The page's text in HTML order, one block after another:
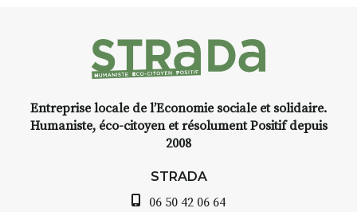
Entreprise locale de l’Economie sociale et solidaire.
Humaniste, éco-citoyen et résolument Positif depuis
2008
STRADA
06 50 42 06 64